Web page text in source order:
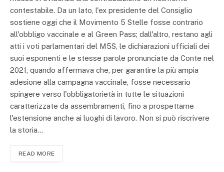
contestabile. Da un lato, l'ex presidente del Consiglio
sostiene oggi che il Movimento 5 Stelle fosse contrario
all'obbligo vaccinale e al Green Pass; dall'altro, restano agli
atti i voti parlamentari del M5S, le dichiarazioni ufficiali dei
suoi esponenti e le stesse parole pronunciate da Conte nel
2021, quando affermava che, per garantire la più ampia
adesione alla campagna vaccinale, fosse necessario
spingere verso l'obbligatorietà in tutte le situazioni
caratterizzate da assembramenti, fino a prospettarne
l'estensione anche ai luoghi di lavoro. Non si può riscrivere
la storia…
READ MORE